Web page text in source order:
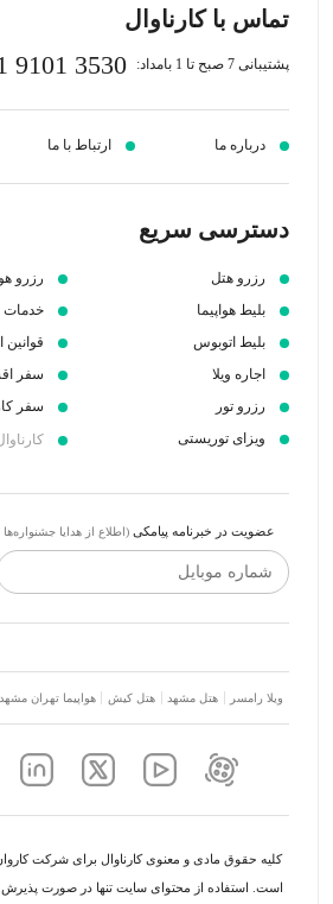
تماس با کارناوال
پشتیبانی 7 صبح تا 1 بامداد: 9101 3530
درباره ما ارتباط با ما
دسترسی سریع
رزرو هتل
بلیط هواپیما
بلیط اتوبوس
اجاره ویلا
رزرو تور
ویزای توریستی
رزرو
خدمات
قوانین
سفر
سفر
عضویت در خبرنامه پیامکی (اطلاع از هدایا
شماره موبایل
ویلا رامسر هتل مشهد هتل کیش هواپیما تهران مشهد
کلیه حقوق مادی و معنوی کارناوال برای شرکت
است. استفاده از محتوای سایت تنها در صورت پذیرش